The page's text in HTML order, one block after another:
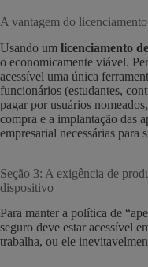
A vantagem do
Usando um licenciamento
o economicamente viável.
acessível uma única
funcionários (estudantes,
pagar por usuários
compra e a implantação das
empresarial necessárias para
Seção 3: A exigência de
dispositivo
Para manter a política de
seguro deve estar acessível
trabalha, ou ele